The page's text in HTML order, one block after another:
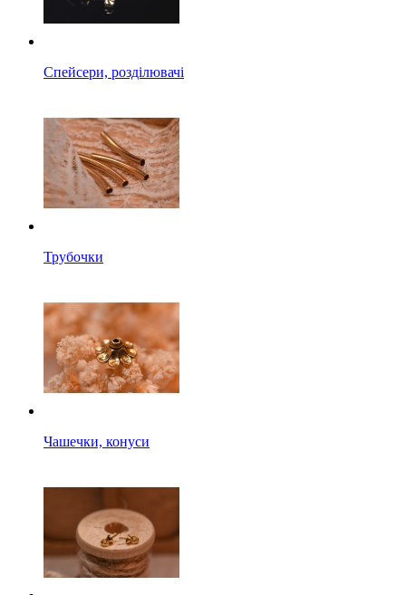
Спейсери, розділювачі
Трубочки
Чашечки, конуси